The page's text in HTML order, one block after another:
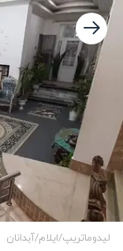
لیدوماتریپ/ایلام/آبدانان